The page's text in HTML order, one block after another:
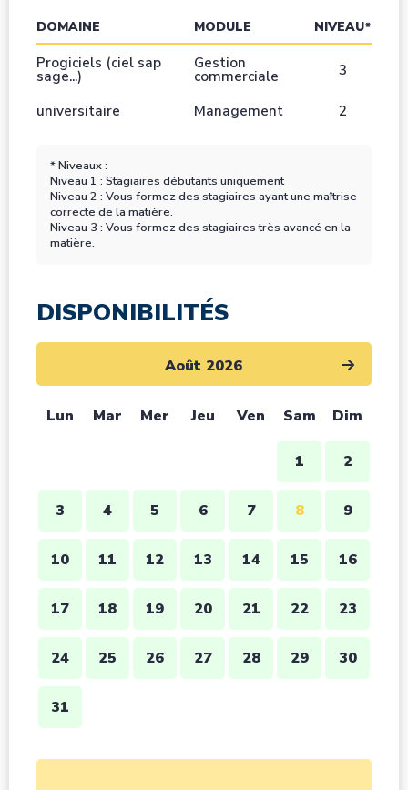
DOMAINE MODULE NIVEAU*
Progiciels (ciel sap
sage...)
Gestion
commerciale 3
universitaire Management 2
* Niveaux :
Niveau 1 : Stagiaires débutants uniquement
Niveau 2 : Vous formez des stagiaires ayant une maîtrise
correcte de la matière.
Niveau 3 : Vous formez des stagiaires très avancé en la
matière.
DISPONIBILITÉS
Août 2026
Lun Mar Mer Jeu Ven Sam Dim
1 2
3 4 5 6 7 8 9
10 11 12 13 14 15 16
17 18 19 20 21 22 23
24 25 26 27 28 29 30
31